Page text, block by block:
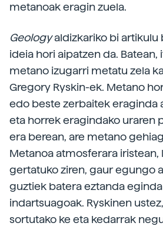
metanoak eragin zuela.
Geologyaldizkariko bi artikulu
ideia hori aipatzen da.
metano izugarri metatu zela
Gregory Ryskin-ek. Metano
edo beste zerbaitek eraginda
eta horrek eragindako uraren
era berean, are metano
Metanoa atmosferara
gertatuko ziren, gaur egungo
guztiek batera eztanda eginda
indartsuagoak. Ryskinen
sortutako ke eta kedarrak